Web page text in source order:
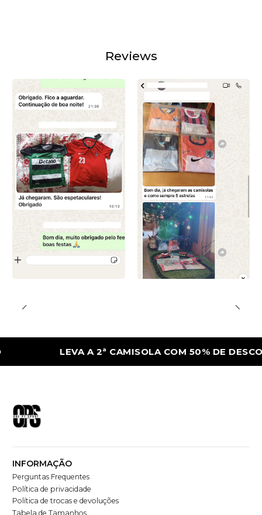
Reviews
LEVA A 2ª CAMISOLA COM 50% DE DESCONTO
INFORMAÇÃO
Perguntas Frequentes
Política de privacidade
Política de trocas e devoluções
Tabela de Tamanhos